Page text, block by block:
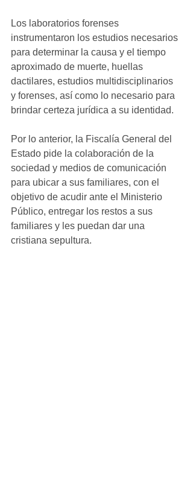
Los laboratorios forenses
instrumentaron los estudios necesarios
para determinar la causa y el tiempo
aproximado de muerte, huellas
dactilares, estudios multidisciplinarios
y forenses, así como lo necesario para
brindar certeza jurídica a su identidad.
Por lo anterior, la Fiscalía General del
Estado pide la colaboración de la
sociedad y medios de comunicación
para ubicar a sus familiares, con el
objetivo de acudir ante el Ministerio
Público, entregar los restos a sus
familiares y les puedan dar una
cristiana sepultura.